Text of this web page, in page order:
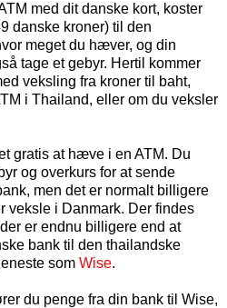
med dit danske kort, koster
danske kroner) til den
meget du hæver, og din
tage et gebyr. Hertil kommer
veksling fra kroner til baht,
i Thailand, eller om du veksler
gratis at hæve i en ATM. Du
og overkurs for at sende
men det er normalt billigere
veksle i Danmark. Der findes
er endnu billigere end at
bank til den thailandske
som Wise.
du penge fra din bank til Wise,